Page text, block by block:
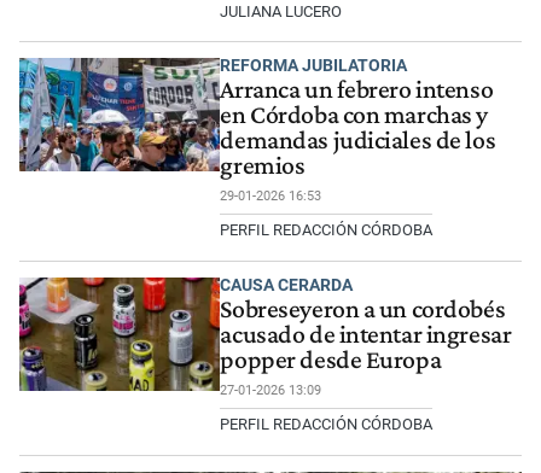
JULIANA LUCERO
REFORMA JUBILATORIA
Arranca un febrero intenso
en Córdoba con marchas y
demandas judiciales de los
gremios
29-01-2026 16:53
PERFIL REDACCIÓN CÓRDOBA
CAUSA CERARDA
Sobreseyeron a un cordobés
acusado de intentar ingresar
popper desde Europa
27-01-2026 13:09
PERFIL REDACCIÓN CÓRDOBA